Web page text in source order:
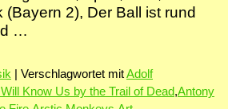
2), Der Ball ist rund
…
Verschlagwortet mitAdolf
Know Us by the Trail of Dead,Antony